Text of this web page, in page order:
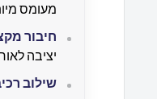
מעומס
חיבור
יציבה
שילוב